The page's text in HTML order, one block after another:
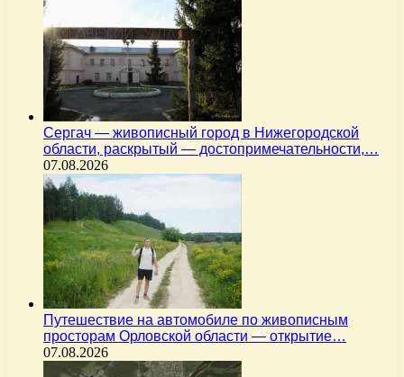
Сергач — живописный город в Нижегородской
области, раскрытый — достопримечательности,…
07.08.2026
Путешествие на автомобиле по живописным
просторам Орловской области — открытие…
07.08.2026